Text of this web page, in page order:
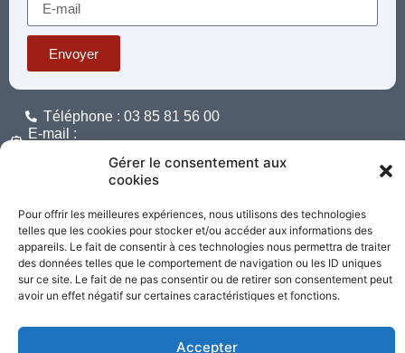
Gérer le consentement aux
cookies
Pour offrir les meilleures expériences, nous utilisons des technologies
telles que les cookies pour stocker et/ou accéder aux informations des
appareils. Le fait de consentir à ces technologies nous permettra de traiter
des données telles que le comportement de navigation ou les ID uniques
sur ce site. Le fait de ne pas consentir ou de retirer son consentement peut
avoir un effet négatif sur certaines caractéristiques et fonctions.
Accepter
Envoyer
Téléphone : 03 85 81 56 00
E-mail :
Agenda Nous contacter
Nos
partenaires
Mentions
légales
Partagez cette page